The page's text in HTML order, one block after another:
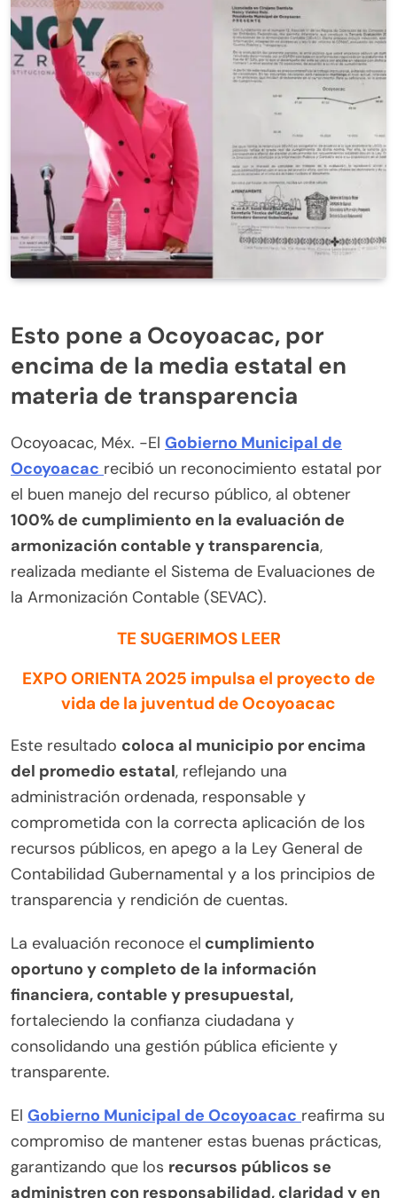
Esto pone a Ocoyoacac, por
encima de la media estatal en
materia de transparencia
Ocoyoacac, Méx. -El Gobierno Municipal de
Ocoyoacac recibió un reconocimiento estatal por
el buen manejo del recurso público, al obtener
100% de cumplimiento en la evaluación de
armonización contable y transparencia,
realizada mediante el Sistema de Evaluaciones de
la Armonización Contable (SEVAC).
TE SUGERIMOS LEER
EXPO ORIENTA 2025 impulsa el proyecto de
vida de la juventud de Ocoyoacac
Este resultado coloca al municipio por encima
del promedio estatal, reflejando una
administración ordenada, responsable y
comprometida con la correcta aplicación de los
recursos públicos, en apego a la Ley General de
Contabilidad Gubernamental y a los principios de
transparencia y rendición de cuentas.
La evaluación reconoce el cumplimiento
oportuno y completo de la información
financiera, contable y presupuestal,
fortaleciendo la confianza ciudadana y
consolidando una gestión pública eficiente y
transparente.
El Gobierno Municipal de Ocoyoacac reafirma su
compromiso de mantener estas buenas prácticas,
garantizando que los recursos públicos se
administren con responsabilidad, claridad y en